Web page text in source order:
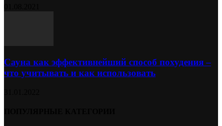
Сауна как эффективнейший способ похудения –
что учитывать и как использовать